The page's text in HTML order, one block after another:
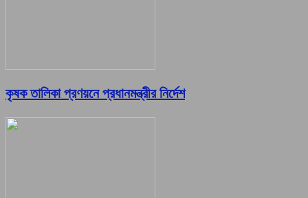
কৃষক তালিকা প্রণয়নে প্রধানমন্ত্রীর নির্দেশ